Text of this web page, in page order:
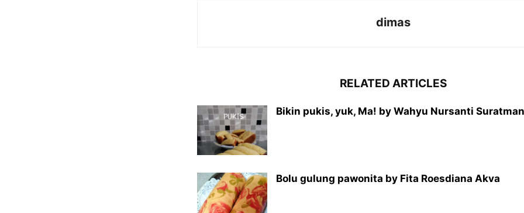
dimas
RELATED ARTICLES
Bikin pukis, yuk, Ma! by Wahyu Nursanti Suratman
Bolu gulung pawonita by Fita Roesdiana Akva